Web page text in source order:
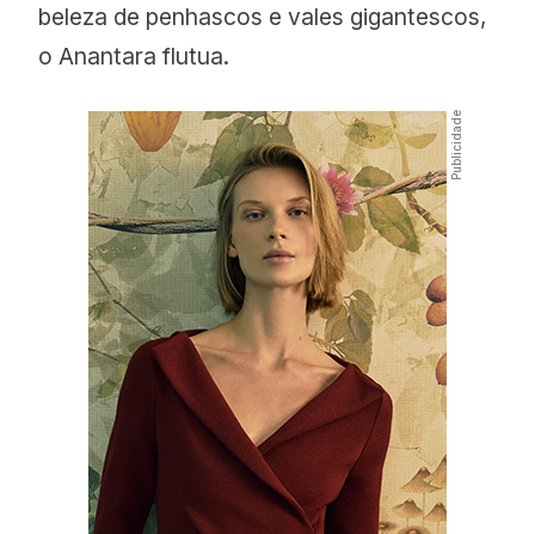
beleza de penhascos e vales gigantescos,
o Anantara flutua.